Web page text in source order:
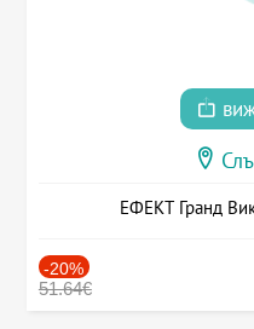
ЕФЕКТ Гранд
-20%
51.64€